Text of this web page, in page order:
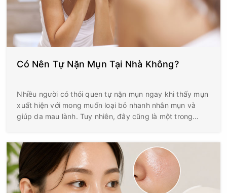
Có Nên Tự Nặn Mụn Tại Nhà Không?
Nhiều người có thói quen tự nặn mụn ngay khi thấy mụn
xuất hiện với mong muốn loại bỏ nhanh nhân mụn và
giúp da mau lành. Tuy nhiên, đây cũng là một trong
thâm và sẹo.